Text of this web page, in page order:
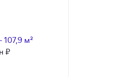
107,9 м²
₽